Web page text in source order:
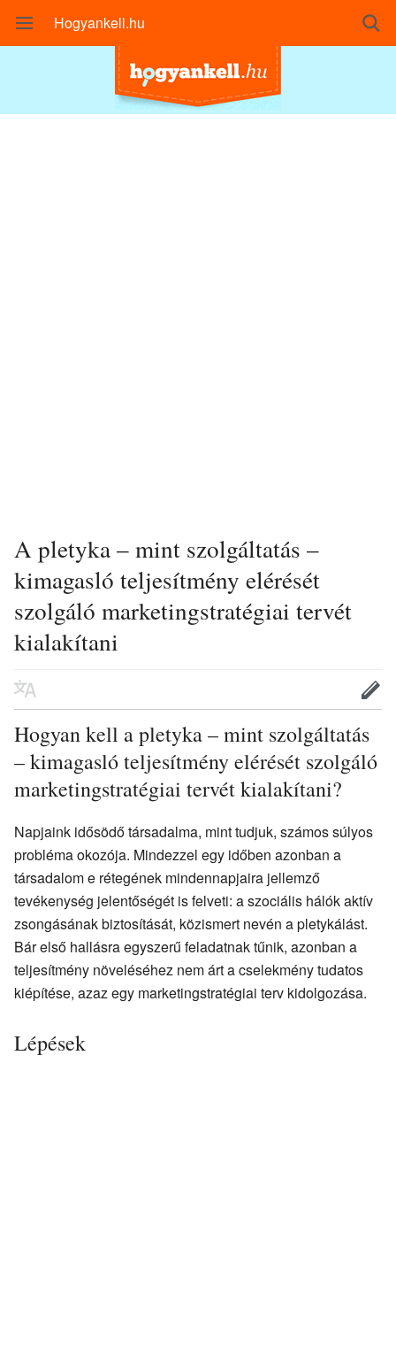
Hogyankell.hu
A pletyka – mint szolgáltatás –
kimagasló teljesítmény elérését
szolgáló marketingstratégiai tervét
kialakítani
Hogyan kell a pletyka – mint szolgáltatás
– kimagasló teljesítmény elérését szolgáló
marketingstratégiai tervét kialakítani?
Napjaink idősödő társadalma, mint tudjuk, számos súlyos
probléma okozója. Mindezzel egy időben azonban a
társadalom e rétegének mindennapjaira jellemző
tevékenység jelentőségét is felveti: a szociális hálók aktív
zsongásának biztosítását, közismert nevén a pletykálást.
Bár első hallásra egyszerű feladatnak tűnik, azonban a
teljesítmény növeléséhez nem árt a cselekmény tudatos
kiépítése, azaz egy marketingstratégiai terv kidolgozása.
Lépések